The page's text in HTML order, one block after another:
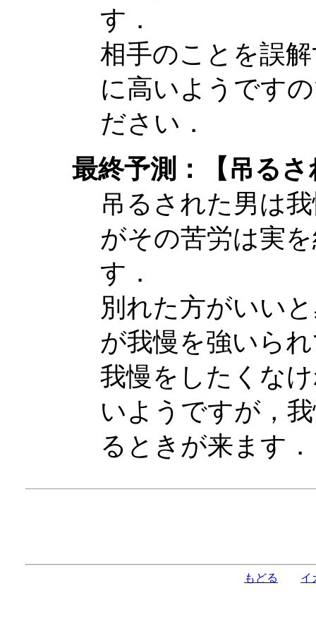
す．
相手のことを誤
に高いようです
ださい．
最終予測：【吊る
吊るされた男は
がその苦労は実
す．
別れた方がいい
が我慢を強いら
我慢をしたくな
いようですが，
るときが来ます．
もどる イ